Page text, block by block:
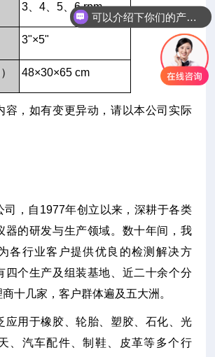
3、4、5、6 rpm
3"×5"
48×30×65 cm
容，如有变更异动，请以本公司实际
司，自1977年创立以来，深耕于各类
器的研发与生产领域。数十年间，我
各行业客户提供优良的检测解决方
四个生产及组装基地、近二十余个分
十几家，客户群体遍及五大洲。
应用于橡胶、轮胎、塑胶、石化、光
、汽车配件、制鞋、皮革等多个行
可以介绍下你们的产品么